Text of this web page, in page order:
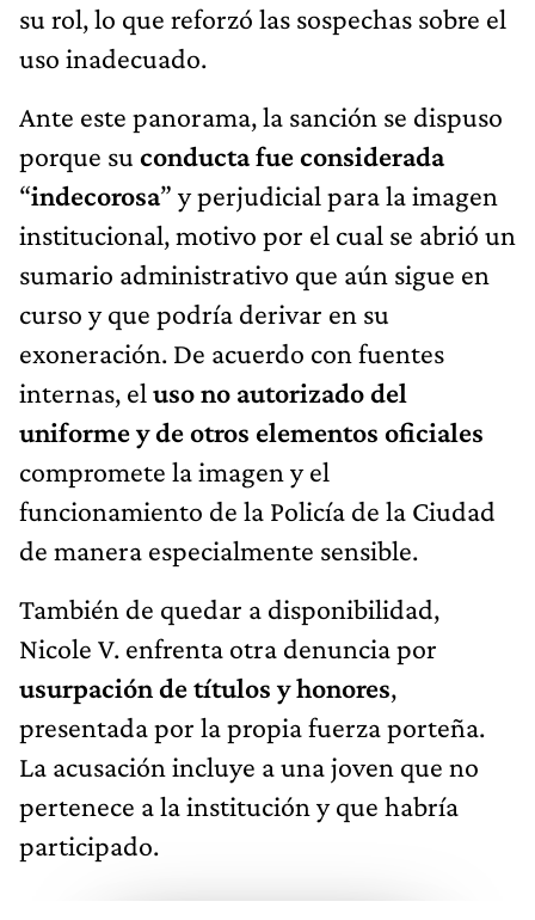
su rol, lo que reforzó las sospechas sobre el
uso inadecuado.
Ante este panorama, la sanción se dispuso
porque su conducta fue considerada
“indecorosa” y perjudicial para la imagen
institucional, motivo por el cual se abrió un
sumario administrativo que aún sigue en
curso y que podría derivar en su
exoneración. De acuerdo con fuentes
internas, el uso no autorizado del
uniforme y de otros elementos oficiales
compromete la imagen y el
funcionamiento de la Policía de la Ciudad
de manera especialmente sensible.
También de quedar a disponibilidad,
Nicole V. enfrenta otra denuncia por
usurpación de títulos y honores,
presentada por la propia fuerza porteña.
La acusación incluye a una joven que no
pertenece a la institución y que habría
participado.